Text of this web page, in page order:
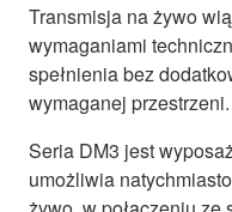
Transmisja na żywo
wymaganiami
spełnienia bez
wymaganej przestrzeni.
Seria DM3 jest
umożliwia